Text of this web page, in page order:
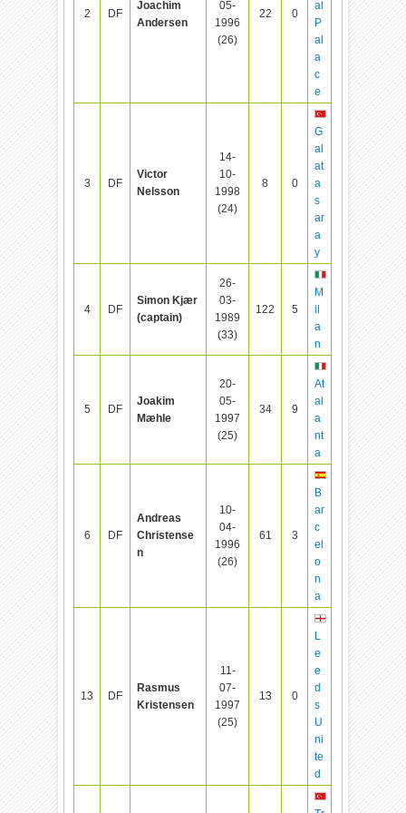
2 DF
Joachim
Andersen
05-
1996
(26)
22 0
al
P
al
a
c
e
3 DF
Victor
Nelsson
14-
10-
1998
(24)
8 0
G
al
at
a
s
ar
a
y
4 DF
Simon Kjær
(captain)
26-
03-
1989
(33)
122 5
M
il
a
n
5 DF
Joakim
Mæhle
20-
05-
1997
(25)
34 9
At
al
a
nt
a
6 DF
Andreas
Christense
n
10-
04-
1996
(26)
61 3
B
ar
c
el
o
n
a
13 DF
Rasmus
Kristensen
11-
07-
1997
(25)
13 0
L
e
e
d
s
U
ni
te
d